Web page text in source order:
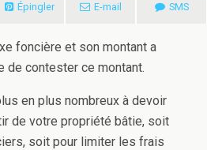
Épingler E-mail SMS
foncière et son montant a
contester ce montant.
en plus nombreux à devoir
de votre propriété bâtie, soit
soit pour limiter les frais